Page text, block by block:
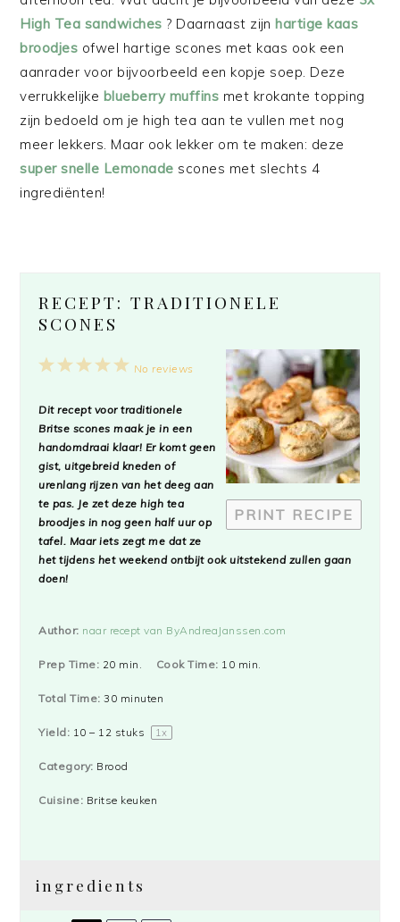
High Tea sandwiches ? Daarnaast zijnhartige kaas
broodjes ofwel hartige scones met kaas ook een
aanrader voor bijvoorbeeld een kopje soep. Deze
verrukkelijke blueberry muffins met krokante topping
zijn bedoeld om je high tea aan te vullen met nog
meer lekkers. Maar ook lekker om te maken: deze
super snelle Lemonade scones met slechts 4
ingrediënten!
RECEPT: TRADITIONELE
SCONES
PRINT RECIPE
5
4
3
2
1
No reviews
Dit recept voor traditionele
Britse scones maak je in een
handomdraai klaar! Er komt geen
gist, uitgebreid kneden of
urenlang rijzen van het deeg aan
te pas. Je zet deze high tea
broodjes in nog geen half uur op
tafel. Maar iets zegt me dat ze
het tijdens het weekend ontbijt ook uitstekend zullen gaan
doen!
Author: naar recept van ByAndreaJanssen.com
Prep Time: 20 min. Cook Time: 10 min.
Total Time: 30 minuten
Yield: 10 – 12 stuks 1x
Category: Brood
Cuisine: Britse keuken
ingredients